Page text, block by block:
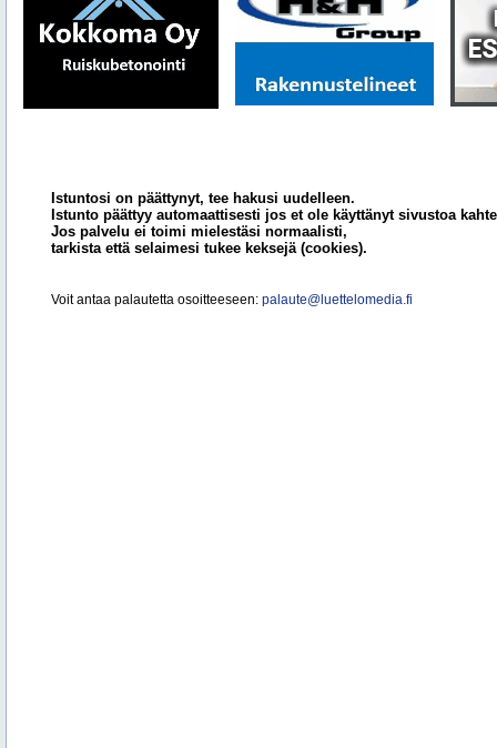
Istuntosi on päättynyt, tee hakusi uudelleen.
Istunto päättyy automaattisesti jos et ole käyttänyt sivustoa
Jos palvelu ei toimi mielestäsi normaalisti,
tarkista että selaimesi tukee keksejä (cookies).
Voit antaa palautetta osoitteeseen: palaute@luettelomedia.fi